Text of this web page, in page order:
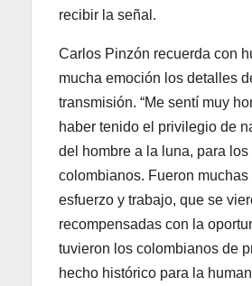
recibir la señal.
Carlos Pinzón recuerda con
mucha emoción los detalles
transmisión. “Me sentí muy
haber tenido el privilegio de
del hombre a la luna, para
colombianos. Fueron muchas
esfuerzo y trabajo, que se
recompensadas con la
tuvieron los colombianos de
hecho histórico para la